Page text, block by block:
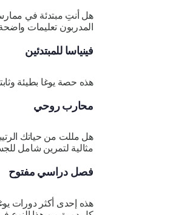
هل أنتِ مبتدئة في
المدربون تعليمات
فينياسا للمبتدئين
هذه حصة يوغا بطيئة
محارب روحي
هل مللت من حياتك
مثالية لتمرين شامل
فصل دراسي مفتوح
هذه إحدى أكثر دورات